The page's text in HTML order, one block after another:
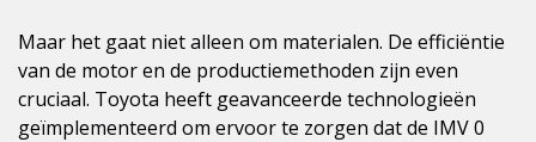
Maar het gaat niet alleen om materialen. De efficiëntie
van de motor en de productiemethoden zijn even
cruciaal. Toyota heeft geavanceerde technologieën
geïmplementeerd om ervoor te zorgen dat de IMV 0